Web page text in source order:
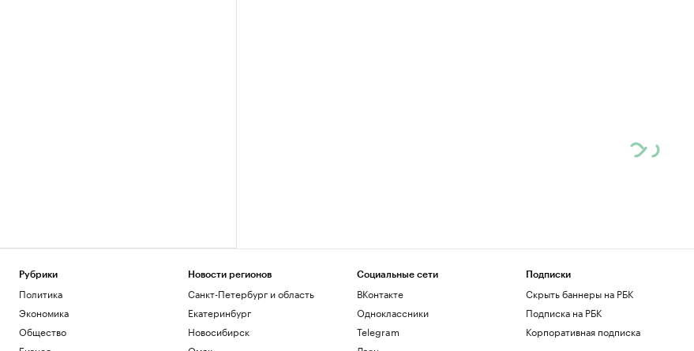
Рубрики
Политика
Экономика
Общество
Новости регионов
Санкт-Петербург и область
Екатеринбург
Новосибирск
Социальные сети
ВКонтакте
Одноклассники
Telegram
Подписки
Скрыть баннеры на РБК
Подписка на РБК
Корпоративная подписка